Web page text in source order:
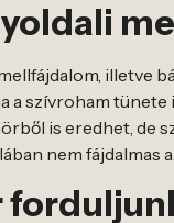
illetve
a szívroham
is eredhet, de
nem fájdalmas